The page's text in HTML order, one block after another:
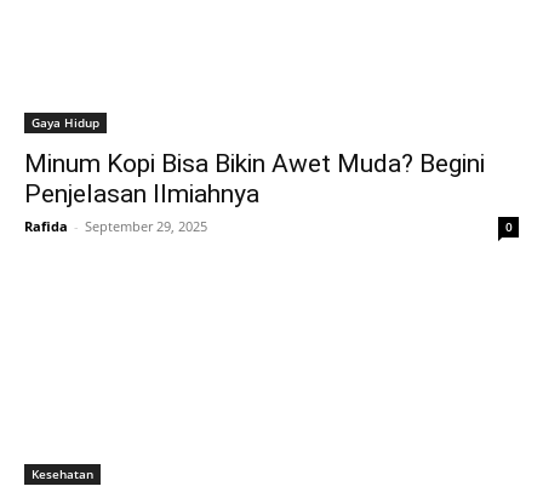
Gaya Hidup
Minum Kopi Bisa Bikin Awet Muda? Begini
Penjelasan Ilmiahnya
Rafida - September 29, 2025 0
Kesehatan